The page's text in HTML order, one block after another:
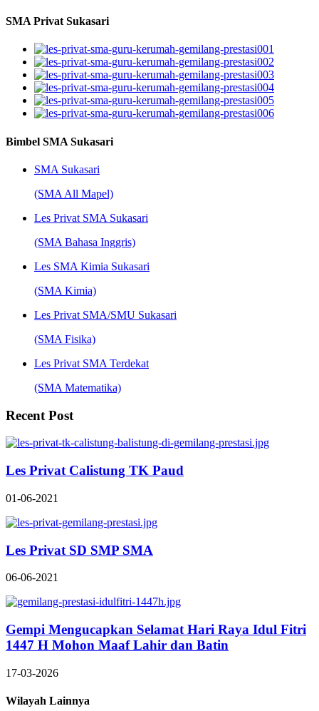
SMA Privat Sukasari
Bimbel SMA Sukasari
SMA Sukasari
(SMA All Mapel)
Les Privat SMA Sukasari
(SMA Bahasa Inggris)
Les SMA Kimia Sukasari
(SMA Kimia)
Les Privat SMA/SMU Sukasari
(SMA Fisika)
Les Privat SMA Terdekat
(SMA Matematika)
Recent Post
Les Privat Calistung TK Paud
01-06-2021
Les Privat SD SMP SMA
06-06-2021
Gempi Mengucapkan Selamat Hari Raya Idul Fitri
1447 H Mohon Maaf Lahir dan Batin
17-03-2026
Wilayah Lainnya